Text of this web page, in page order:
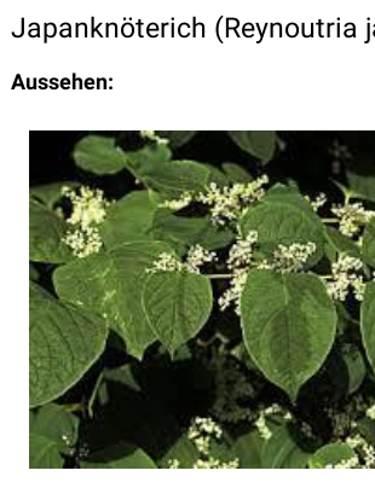
Japanknöterich (Reynoutria
Aussehen: